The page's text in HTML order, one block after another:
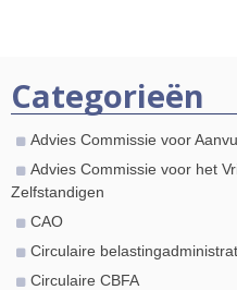
articles
Categorieën
Advies Commissie voor
Advies Commissie voor het
Zelfstandigen
CAO
Circulaire
Circulaire CBFA